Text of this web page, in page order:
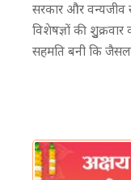
सरकार और वन्यजीव
विशेषज्ञों की
सहमति बनी कि